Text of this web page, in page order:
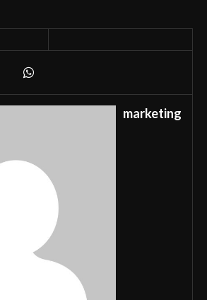
marketing